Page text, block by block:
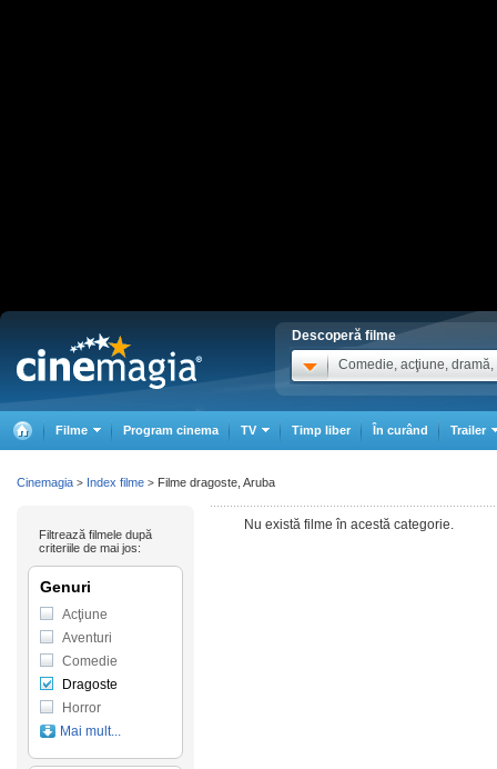
Descoperă filme
Comedie, acţiune, dramă,
Filme Program cinema TV Timp liber În curând Trailer
Nu există filme în acestă categorie.
Filtrează filmele după
criteriile de mai jos:
Genuri
Acţiune
Aventuri
Comedie
Dragoste
Horror
Mai mult...
Cinemagia > Index filme > Filme dragoste, Aruba